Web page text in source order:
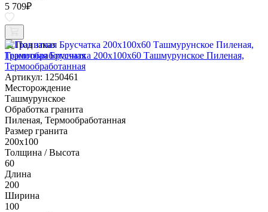
5 709₽
Под заказ
Гранитная Брусчатка 200х100x60 Ташмурунское Пиленая,
Термообработанная
Артикул: 1250461
Месторождение
Ташмурунское
Обработка гранита
Пиленая, Термообработанная
Размер гранита
200х100
Толщина / Высота
60
Длина
200
Ширина
100